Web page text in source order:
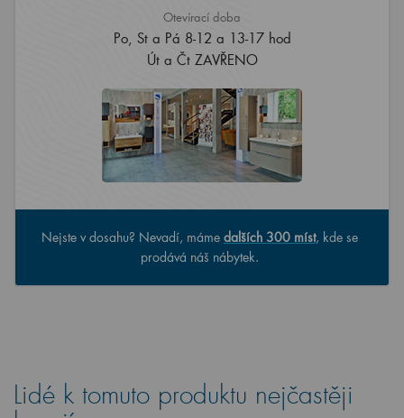
Otevírací doba
Po, St a Pá 8-12 a 13-17 hod
Út a Čt ZAVŘENO
Nejste v dosahu? Nevadí, máme dalších 300 míst, kde se
prodává náš nábytek.
Lidé k tomuto produktu nejčastěji